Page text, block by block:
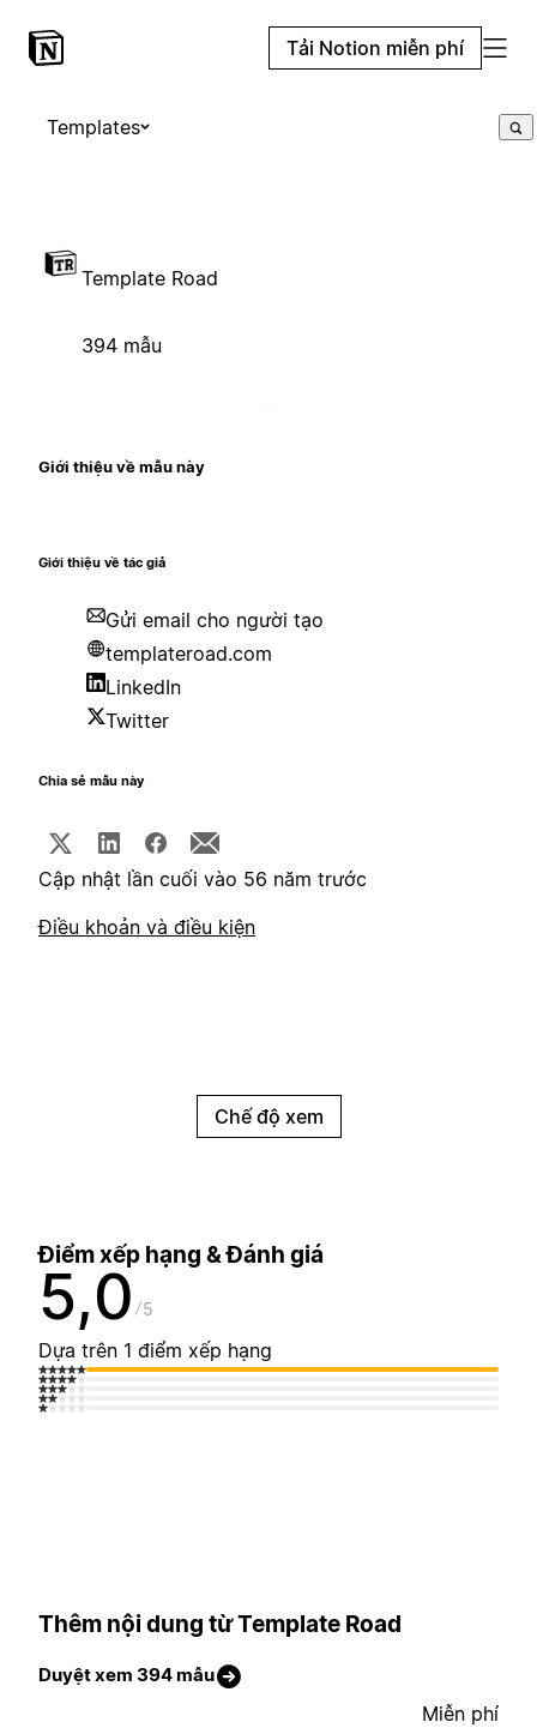
Tải Notion miễn phí
Templates
Template Road
394 mẫu
Giới thiệu về mẫu này
Giới thiệu về tác giả
Gửi email cho người tạo
templateroad.com
LinkedIn
Twitter
Chia sẻ mẫu này
Cập nhật lần cuối vào 56 năm trước
Điều khoản và điều kiện
Chế độ xem
Điểm xếp hạng & Đánh giá
5,0 5
Dựa trên 1 điểm xếp hạng
Thêm nội dung từ Template Road
Duyệt xem 394 mẫu
Miễn phí